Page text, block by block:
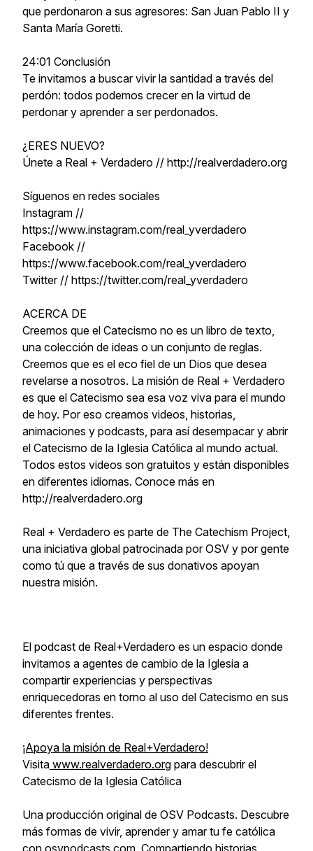
que perdonaron a sus agresores: San Juan Pablo II y
Santa María Goretti.
24:01 Conclusión
Te invitamos a buscar vivir la santidad a través del
perdón: todos podemos crecer en la virtud de
perdonar y aprender a ser perdonados.
¿ERES NUEVO?
Únete a Real + Verdadero // http://realverdadero.org
Síguenos en redes sociales
Instagram //
https://www.instagram.com/real_yverdadero
Facebook //
https://www.facebook.com/real_yverdadero
Twitter // https://twitter.com/real_yverdadero
ACERCA DE
Creemos que el Catecismo no es un libro de texto,
una colección de ideas o un conjunto de reglas.
Creemos que es el eco fiel de un Dios que desea
revelarse a nosotros. La misión de Real + Verdadero
es que el Catecismo sea esa voz viva para el mundo
de hoy. Por eso creamos videos, historias,
animaciones y podcasts, para así desempacar y abrir
el Catecismo de la Iglesia Católica al mundo actual.
Todos estos videos son gratuitos y están disponibles
en diferentes idiomas. Conoce más en
http://realverdadero.org
Real + Verdadero es parte de The Catechism Project,
una iniciativa global patrocinada por OSV y por gente
como tú que a través de sus donativos apoyan
nuestra misión.
El podcast de Real+Verdadero es un espacio donde
invitamos a agentes de cambio de la Iglesia a
compartir experiencias y perspectivas
enriquecedoras en torno al uso del Catecismo en sus
diferentes frentes.
¡Apoya la misión de Real+Verdadero!
Visita www.realverdadero.org para descubrir el
Catecismo de la Iglesia Católica
Una producción original de OSV Podcasts. Descubre
más formas de vivir, aprender y amar tu fe católica
con osvpodcasts.com . Compartiendo historias,